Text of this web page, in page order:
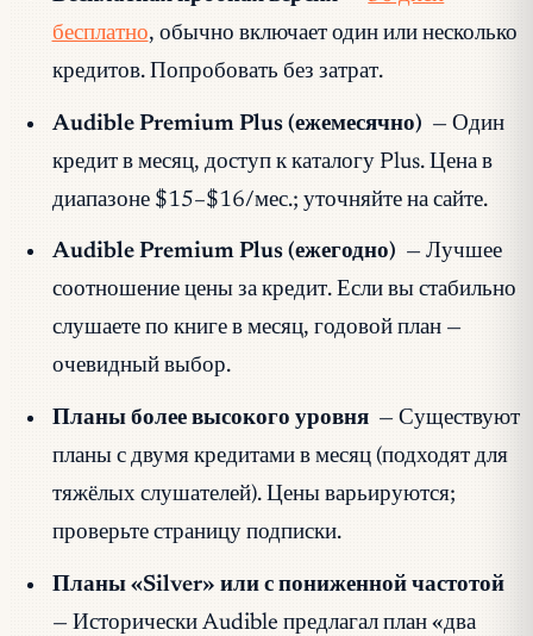
бесплатно, обычно включает один или несколько
кредитов. Попробовать без затрат.
Audible Premium Plus (ежемесячно) — Один
кредит в месяц, доступ к каталогу Plus. Цена в
диапазоне $15–$16/мес.; уточняйте на сайте.
Audible Premium Plus (ежегодно) — Лучшее
соотношение цены за кредит. Если вы стабильно
слушаете по книге в месяц, годовой план —
очевидный выбор.
Планы более высокого уровня — Существуют
планы с двумя кредитами в месяц (подходят для
тяжёлых слушателей). Цены варьируются;
проверьте страницу подписки.
Планы «Silver» или с пониженной частотой
— Исторически Audible предлагал план «два